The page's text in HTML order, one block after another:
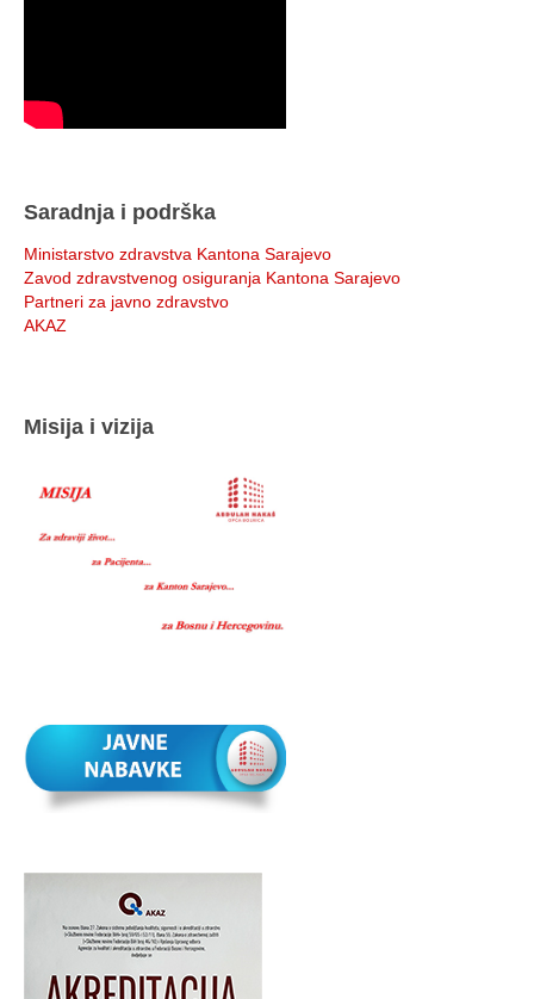
Saradnja i podrška
Ministarstvo zdravstva Kantona Sarajevo
Zavod zdravstvenog osiguranja Kantona Sarajevo
Partneri za javno zdravstvo
AKAZ
Misija i vizija